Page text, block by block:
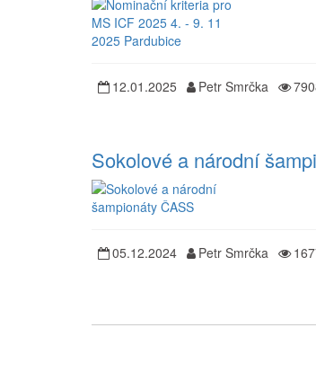
12.01.2025 Petr Smrčka
Sokolové a národní
05.12.2024 Petr Smrčka